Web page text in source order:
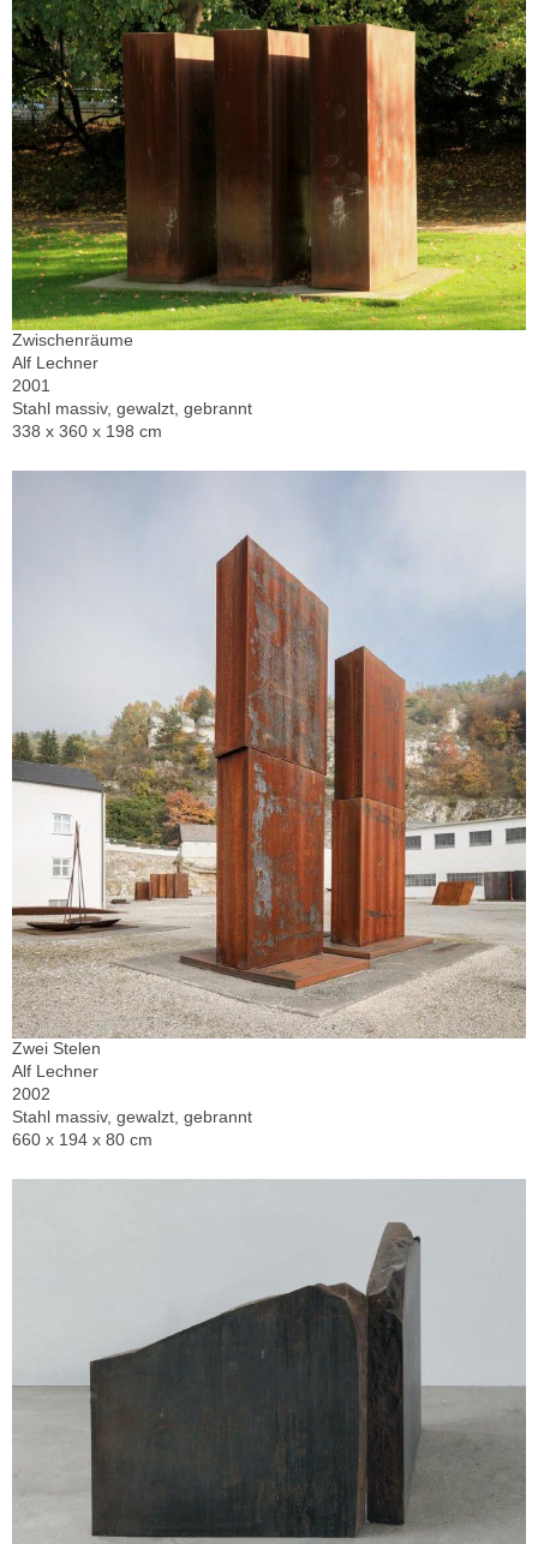
Zwischenräume
Alf Lechner
2001
Stahl massiv, gewalzt, gebrannt
338 x 360 x 198 cm
Zwei Stelen
Alf Lechner
2002
Stahl massiv, gewalzt, gebrannt
660 x 194 x 80 cm